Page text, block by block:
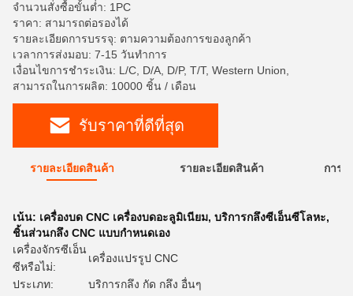
จำนวนสั่งซื้อขั้นต่ำ: 1PC
ราคา: สามารถต่อรองได้
รายละเอียดการบรรจุ: ตามความต้องการของลูกค้า
เวลาการส่งมอบ: 7-15 วันทำการ
เงื่อนไขการชำระเงิน: L/C, D/A, D/P, T/T, Western Union,
สามารถในการผลิต: 10000 ชิ้น / เดือน
รับราคาที่ดีที่สุด
รายละเอียดสินค้า รายละเอียดสินค้า การ
เน้น: เครื่องบด CNC เครื่องบดอะลูมิเนียม, บริการกลึงซีเอ็นซีโลหะ,
ชิ้นส่วนกลึง CNC แบบกำหนดเอง
เครื่องจักรซีเอ็น
ซีหรือไม่:
เครื่องแปรรูป CNC
ประเภท:
บริการกลึง กัด กลึง อื่นๆ